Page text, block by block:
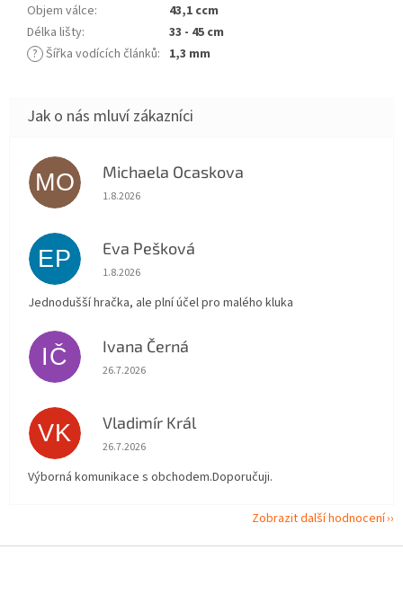
Objem válce:
43,1 ccm
Délka lišty:
33 - 45 cm
? Šířka vodících článků: 1,3 mm
MO Michaela Ocaskova
Hodnocení obchodu je 5 z 5 hvězdiček.
1.8.2026
EP Eva Pešková
Hodnocení obchodu je 5 z 5 hvězdiček.
1.8.2026
Jednodušší hračka, ale plní účel pro malého kluka
IČ Ivana Černá
Hodnocení obchodu je 5 z 5 hvězdiček.
26.7.2026
VK Vladimír Král
Hodnocení obchodu je 5 z 5 hvězdiček.
26.7.2026
Výborná komunikace s obchodem.Doporučuji.
Zobrazit další hodnocení